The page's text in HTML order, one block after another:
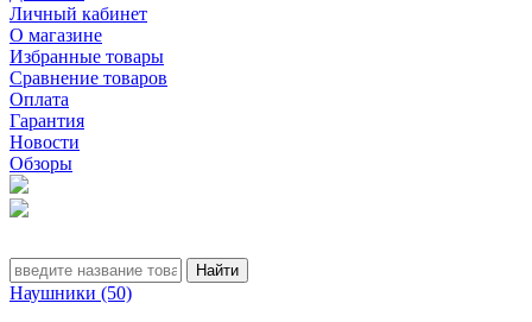
Личный кабинет
О магазине
Избранные товары
Сравнение товаров
Оплата
Гарантия
Новости
Обзоры
Наушники (50)